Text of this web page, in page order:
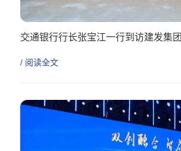
交通银行行长张宝江一行到访建发集团
/ 阅读全文